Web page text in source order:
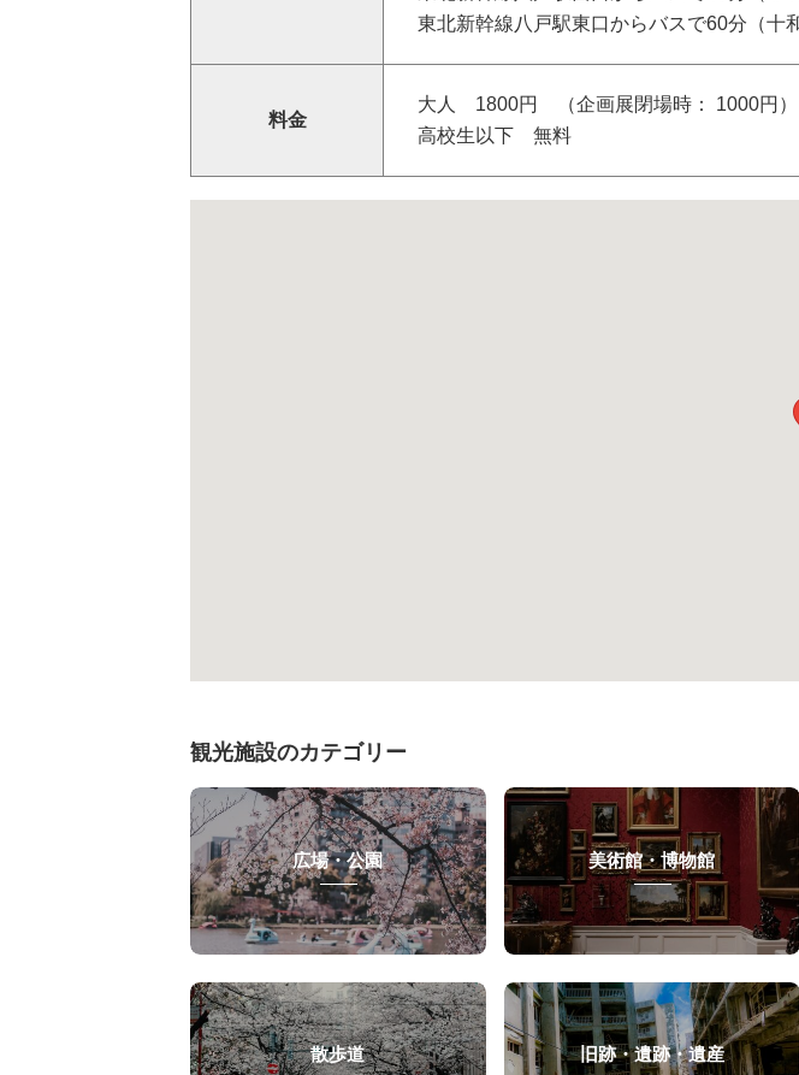
東北新幹線八戸駅東口からバスで60分（
料金
大人 1800円 （企画展閉場時： 1000円）
高校生以下 無料
観光施設のカテゴリー
広場・公園 美術館・博物館
散歩道 旧跡・遺跡・遺産